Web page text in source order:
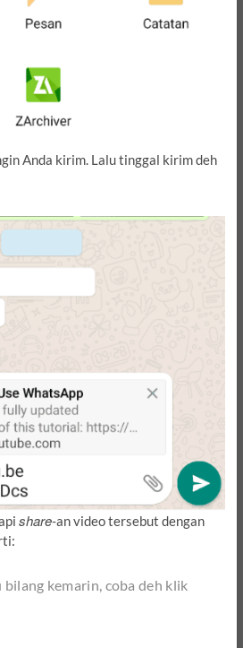
Anda kirim. Lalu tinggal kirim deh
share-an video tersebut dengan
bilang kemarin, coba deh klik